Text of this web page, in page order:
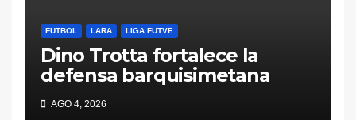
FUTBOL LARA LIGA FUTVE
Dino Trotta fortalece la
defensa barquisimetana
AGO 4, 2026